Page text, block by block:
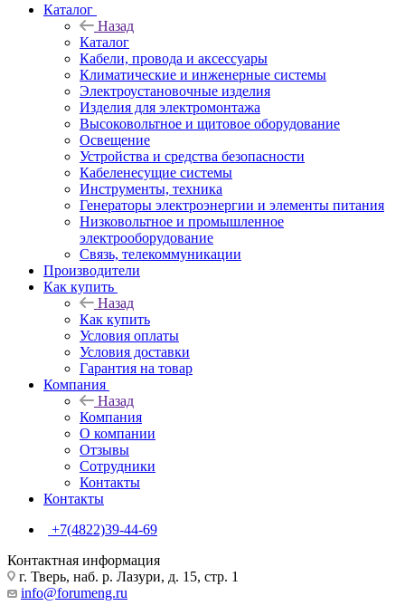
Каталог
Назад
Каталог
Кабели, провода и аксессуары
Климатические и инженерные системы
Электроустановочные изделия
Изделия для электромонтажа
Высоковольтное и щитовое оборудование
Освещение
Устройства и средства безопасности
Кабеленесущие системы
Инструменты, техника
Генераторы электроэнергии и элементы питания
Низковольтное и промышленное
электрооборудование
Связь, телекоммуникации
Производители
Как купить
Назад
Как купить
Условия оплаты
Условия доставки
Гарантия на товар
Компания
Назад
Компания
О компании
Отзывы
Сотрудники
Контакты
Контакты
+7(4822)39-44-69
Контактная информация
г. Тверь, наб. р. Лазури, д. 15, стр. 1
info@forumeng.ru